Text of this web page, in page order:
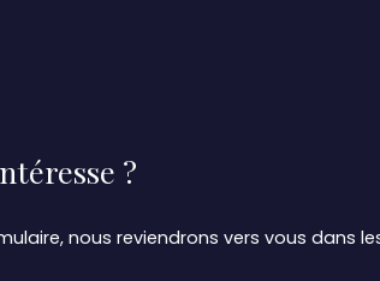
?
nous reviendrons vers vous dans